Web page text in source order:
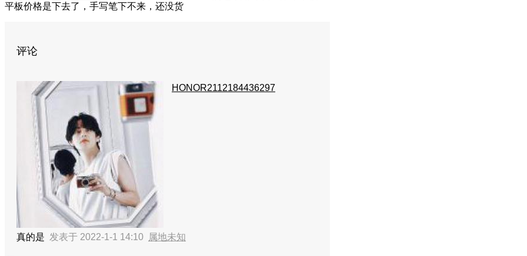
平板价格是下去了，手写笔下不来，还没货
评论
HONOR2112184436297
真的是 发表于 2022-1-1 14:10 属地未知